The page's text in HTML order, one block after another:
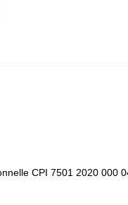
CPI 7501 2020 000